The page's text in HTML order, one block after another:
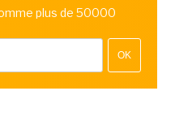
plus de 50000
OK